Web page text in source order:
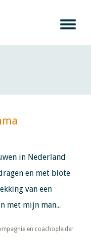
in Nederland
en met blote
van een
met mijn man...
en coachopleider